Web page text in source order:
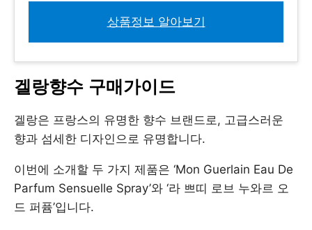
상품정보 알아보기
겔랑향수 구매가이드
겔랑은 프랑스의 유명한 향수 브랜드로, 고급스러운
향과 섬세한 디자인으로 유명합니다.
이번에 소개할 두 가지 제품은 ‘Mon Guerlain Eau De
Parfum Sensuelle Spray’와 ‘라 쁘띠 로브 누와르 오
드 퍼퓸’입니다.